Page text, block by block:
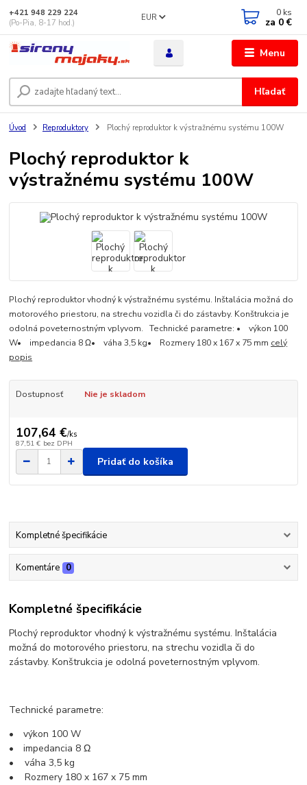
Menu
EUR
Hľadať
+421 948 229 224
(Po-Pia, 8-17 hod.)
0 ks
za 0 €
Úvod Reproduktory Plochý reproduktor k výstražnému systému 100W
Plochý reproduktor k
výstražnému systému 100W
Plochý reproduktor vhodný k výstražnému systému. Inštalácia možná do
motorového priestoru, na strechu vozidla či do zástavby. Konštrukcia je
odolná poveternostným vplyvom. Technické parametre: • výkon 100
W• impedancia 8 Ω• váha 3,5 kg• Rozmery 180 x 167 x 75 mm celý
popis
Dostupnosť Nie je skladom
107,64 €/ks
87,51 € bez DPH
Pridať do košíka
Kompletné špecifikácie
Komentáre 0
Kompletné špecifikácie
Plochý reproduktor vhodný k výstražnému systému. Inštalácia
možná do motorového priestoru, na strechu vozidla či do
zástavby. Konštrukcia je odolná poveternostným vplyvom.
Technické parametre:
• výkon 100 W
• impedancia 8 Ω
• váha 3,5 kg
• Rozmery 180 x 167 x 75 mm